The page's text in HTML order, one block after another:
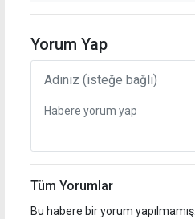
Yorum Yap
Tüm Yorumlar
Bu habere bir yorum yapılmamış.